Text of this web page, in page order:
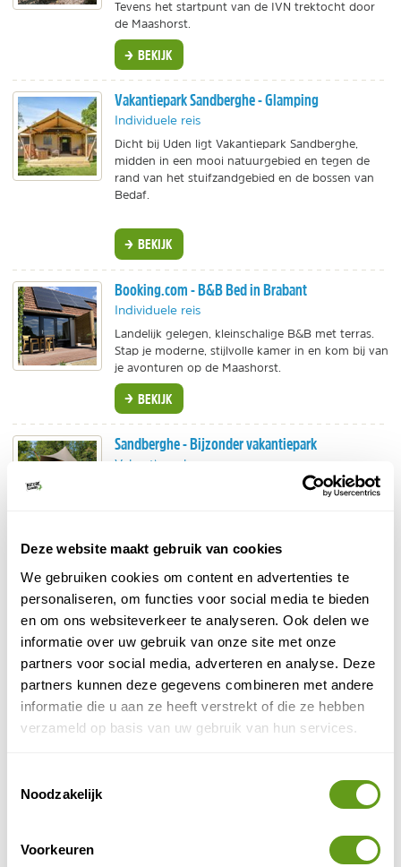
Deze website maakt gebruik van cookies
We gebruiken cookies om content en advertenties te
personaliseren, om functies voor social media te bieden
en om ons websiteverkeer te analyseren. Ook delen we
informatie over uw gebruik van onze site met onze
partners voor social media, adverteren en analyse. Deze
partners kunnen deze gegevens combineren met andere
informatie die u aan ze heeft verstrekt of die ze hebben
verzameld op basis van uw gebruik van hun services.
Noodzakelijk
Voorkeuren
Tevens het startpunt van de IVN trektocht door
de Maashorst.
BEKIJK
Vakantiepark Sandberghe - Glamping
Individuele reis
Dicht bij Uden ligt Vakantiepark Sandberghe,
midden in een mooi natuurgebied en tegen de
rand van het stuifzandgebied en de bossen van
Bedaf.
BEKIJK
Booking.com - B&B Bed in Brabant
Individuele reis
Landelijk gelegen, kleinschalige B&B met terras.
Stap je moderne, stijlvolle kamer in en kom bij van
je avonturen op de Maashorst.
BEKIJK
Sandberghe - Bijzonder vakantiepark
Vakantiepark
Op een mooi plekje naast de Bedafse Bergen in
BEKIJK
Summio Parcs - Herperduin
Individuele reis, Vakantiepark
Midden in natuurgebied Herperduin, onderdeel
met speeltuinen en binnenzwembad.
Vlak bij Maashorst en Loonse en Drunense